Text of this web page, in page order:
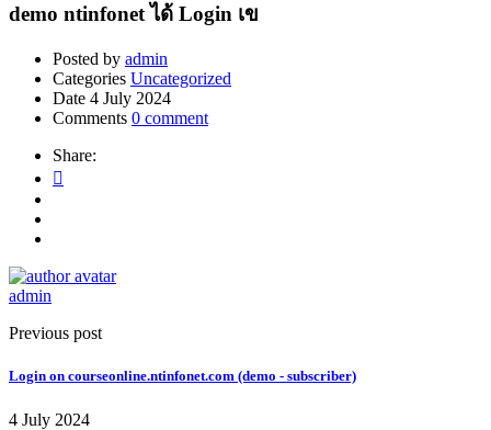
demo ntinfonet ได้ Login เข
Posted by admin
Categories Uncategorized
Date 4 July 2024
Comments 0 comment
Share:
admin
Previous post
Login on courseonline.ntinfonet.com (demo - subscriber)
4 July 2024